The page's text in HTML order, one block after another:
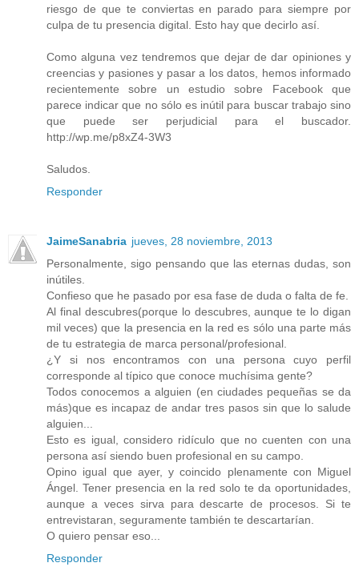
riesgo de que te conviertas en parado para siempre por
culpa de tu presencia digital. Esto hay que decirlo así.
Como alguna vez tendremos que dejar de dar opiniones y
creencias y pasiones y pasar a los datos, hemos informado
recientemente sobre un estudio sobre Facebook que
parece indicar que no sólo es inútil para buscar trabajo sino
que puede ser perjudicial para el buscador.
http://wp.me/p8xZ4-3W3
Saludos.
Responder
JaimeSanabria jueves, 28 noviembre, 2013
Personalmente, sigo pensando que las eternas dudas, son
inútiles.
Confieso que he pasado por esa fase de duda o falta de fe.
Al final descubres(porque lo descubres, aunque te lo digan
mil veces) que la presencia en la red es sólo una parte más
de tu estrategia de marca personal/profesional.
¿Y si nos encontramos con una persona cuyo perfil
corresponde al típico que conoce muchísima gente?
Todos conocemos a alguien (en ciudades pequeñas se da
más)que es incapaz de andar tres pasos sin que lo salude
alguien...
Esto es igual, considero ridículo que no cuenten con una
persona así siendo buen profesional en su campo.
Opino igual que ayer, y coincido plenamente con Miguel
Ángel. Tener presencia en la red solo te da oportunidades,
aunque a veces sirva para descarte de procesos. Si te
entrevistaran, seguramente también te descartarían.
O quiero pensar eso...
Responder